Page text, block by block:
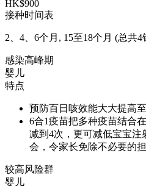
HK$900
接种时间表
2、4、6个月, 15至18个月 (总共4
感染高峰期
婴儿
特点
预防百日咳效能大大提高
6合1疫苗把多种疫苗结合
减到4次，更可减低宝宝
会，令家长免除不必要的
较高风险群
婴儿